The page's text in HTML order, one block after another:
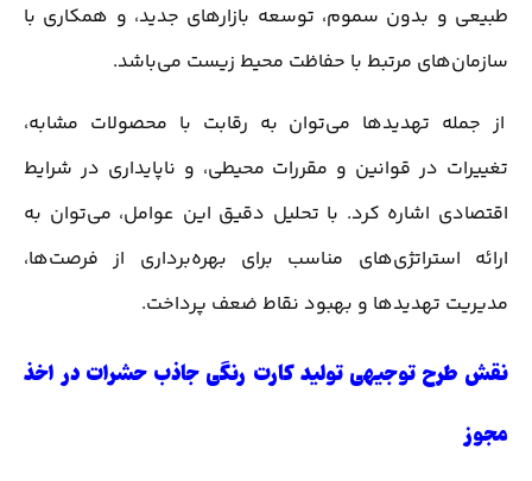
طبیعی و بدون سموم، توسعه بازارهای جدید، و همکاری با
سازمان‌های مرتبط با حفاظت محیط زیست می‌باشد.
از جمله تهدیدها می‌توان به رقابت با محصولات مشابه،
تغییرات در قوانین و مقررات محیطی، و ناپایداری در شرایط
اقتصادی اشاره کرد. با تحلیل دقیق این عوامل، می‌توان به
ارائه استراتژی‌های مناسب برای بهره‌برداری از فرصت‌ها،
مدیریت تهدیدها و بهبود نقاط ضعف پرداخت.
نقش طرح توجیهی تولید کارت رنگی جاذب حشرات در اخذ
مجوز